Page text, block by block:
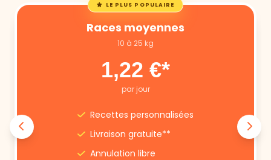
LE PLUS POPULAIRE
Races moyennes
10 à 25 kg
1,22 €*
par jour
Recettes personnalisées
Livraison gratuite**
Annulation libre